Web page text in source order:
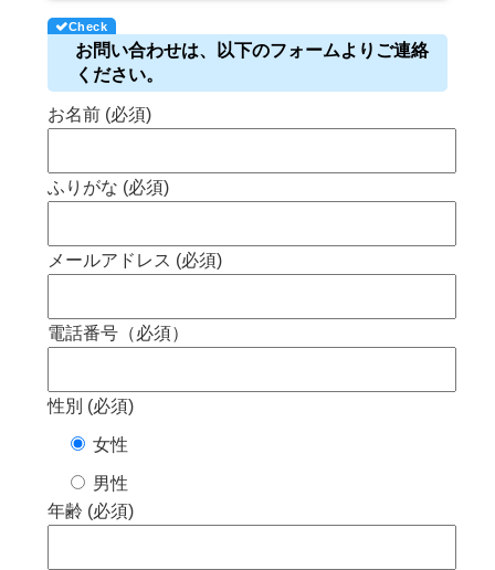
お問い合わせは、以下のフォームよりご連絡
ください。
お名前 (必須)
ふりがな (必須)
メールアドレス (必須)
電話番号（必須）
性別 (必須)
女性
男性
年齢 (必須)